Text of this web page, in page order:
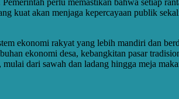
kuat akan menjaga kepercayaan publik
ekonomi rakyat yang lebih mandiri dan
ekonomi desa, kebangkitan pasar
dari sawah dan ladang hingga meja